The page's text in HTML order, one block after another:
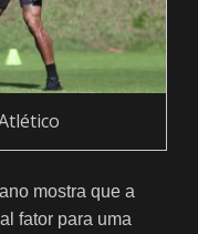
mostra que a
fator para uma